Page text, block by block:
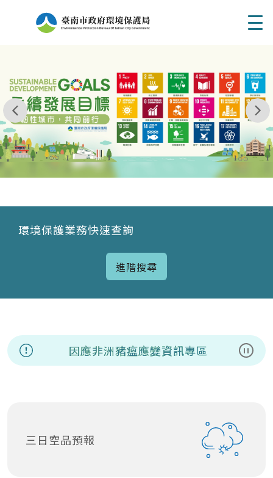
環境保護業務快速查詢
進階搜尋
暫停
因應非洲豬瘟應變資訊專區
三日空品預報